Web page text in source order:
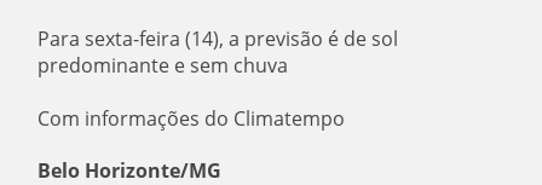
Para sexta-feira (14), a previsão é de sol
predominante e sem chuva
Com informações do Climatempo
Belo Horizonte/MG